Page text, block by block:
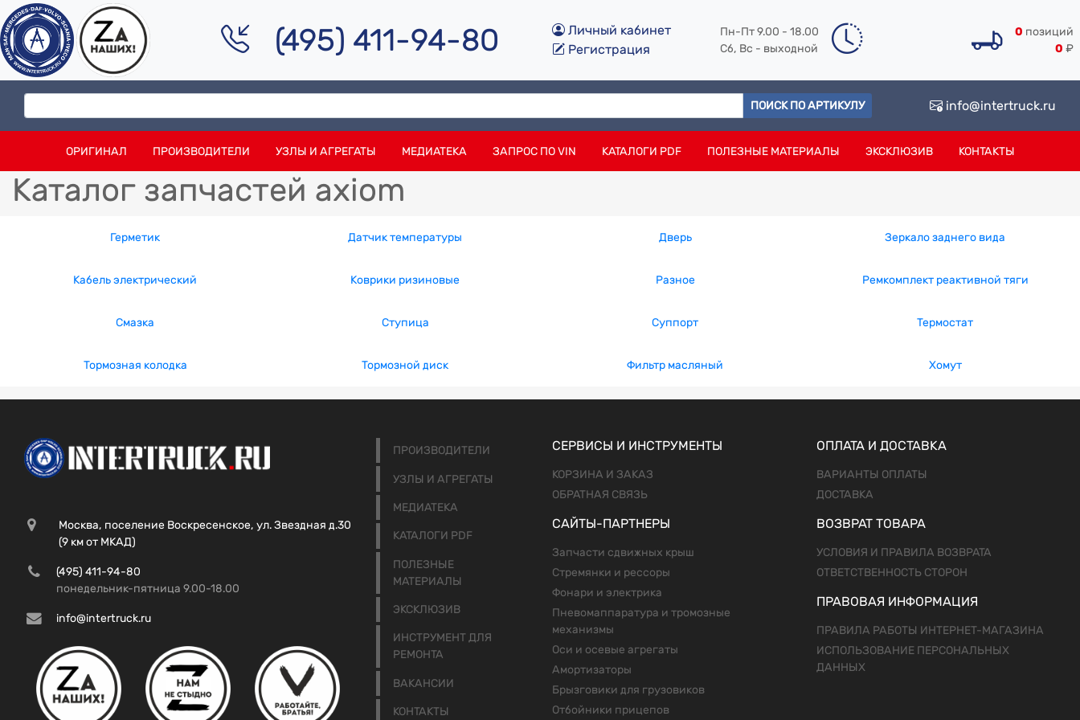
(495) 411-94-80
Личный кабинет
Регистрация
Пн-Пт 9.00 - 18.00
Сб, Вс - выходной
0 позиций
0 ₽
ПОИСК ПО АРТИКУЛУ info@intertruck.ru
ОРИГИНАЛ ПРОИЗВОДИТЕЛИ УЗЛЫ И АГРЕГАТЫ МЕДИАТЕКА ЗАПРОС ПО VIN КАТАЛОГИ PDF ПОЛЕЗНЫЕ МАТЕРИАЛЫ ЭКСКЛЮЗИВ КОНТАКТЫ
Каталог запчастей axiom
Герметик Датчик температуры Дверь Зеркало заднего вида
Кабель электрический Коврики ризиновые Разное Ремкомплект реактивной тяги
Смазка Ступица Суппорт Термостат
Тормозная колодка Тормозной диск Фильтр масляный Хомут
Москва, поселение Воскресенское, ул. Звездная д.30
(9 км от МКАД)
(495) 411-94-80
понедельник-пятница 9.00-18.00
info@intertruck.ru
ПРОИЗВОДИТЕЛИ
УЗЛЫ И АГРЕГАТЫ
МЕДИАТЕКА
КАТАЛОГИ PDF
ПОЛЕЗНЫЕ
МАТЕРИАЛЫ
ЭКСКЛЮЗИВ
ИНСТРУМЕНТ ДЛЯ
РЕМОНТА
ВАКАНСИИ
КОНТАКТЫ
СЕРВИСЫ И ИНСТРУМЕНТЫ
КОРЗИНА И ЗАКАЗ
ОБРАТНАЯ СВЯЗЬ
САЙТЫ-ПАРТНЕРЫ
Запчасти сдвижных крыш
Стремянки и рессоры
Фонари и электрика
Пневомаппаратура и тромозные
механизмы
Оси и осевые агрегаты
Амортизаторы
Брызговики для грузовиков
Отбойники прицепов
ОПЛАТА И ДОСТАВКА
ВАРИАНТЫ ОПЛАТЫ
ДОСТАВКА
ВОЗВРАТ ТОВАРА
УСЛОВИЯ И ПРАВИЛА ВОЗВРАТА
ОТВЕТСТВЕННОСТЬ СТОРОН
ПРАВОВАЯ ИНФОРМАЦИЯ
ПРАВИЛА РАБОТЫ ИНТЕРНЕТ-МАГАЗИНА
ИСПОЛЬЗОВАНИЕ ПЕРСОНАЛЬНЫХ
ДАННЫХ